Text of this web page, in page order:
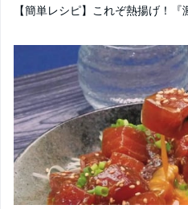
【簡単レシピ】これぞ熱揚げ！